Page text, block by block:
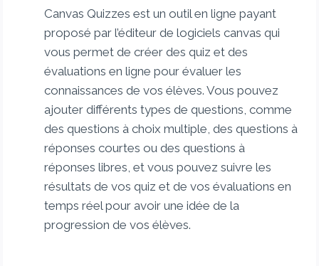
Canvas Quizzes est un outil en ligne payant
proposé par l’éditeur de logiciels canvas qui
vous permet de créer des quiz et des
évaluations en ligne pour évaluer les
connaissances de vos élèves. Vous pouvez
ajouter différents types de questions, comme
des questions à choix multiple, des questions à
réponses courtes ou des questions à
réponses libres, et vous pouvez suivre les
résultats de vos quiz et de vos évaluations en
temps réel pour avoir une idée de la
progression de vos élèves.